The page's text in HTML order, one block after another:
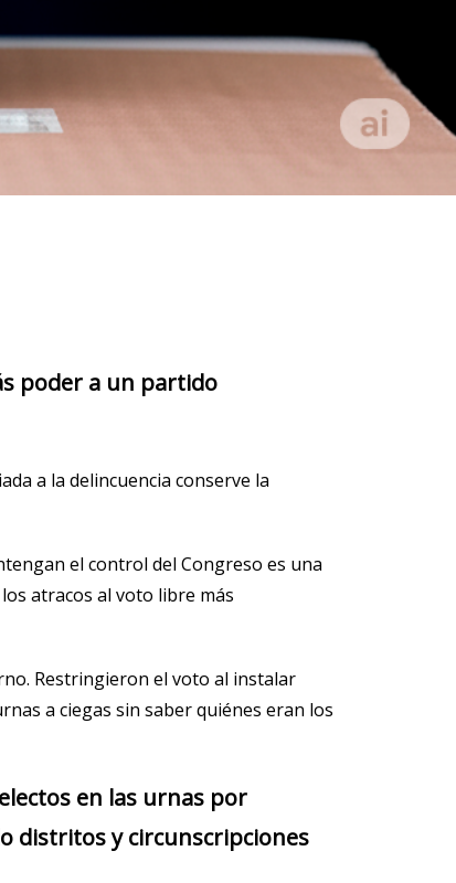
poder a un partido
a la delincuencia conserve la
el control del Congreso es una
atracos al voto libre más
Restringieron el voto al instalar
a ciegas sin saber quiénes eran los
en las urnas por
distritos y circunscripciones